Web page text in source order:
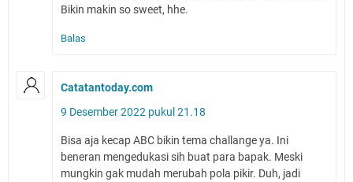
Bikin makin so sweet, hhe.
Balas
Catatantoday.com
9 Desember 2022 pukul 21.18
Bisa aja kecap ABC bikin tema challange ya. Ini
beneran mengedukasi sih buat para bapak. Meski
mungkin gak mudah merubah pola pikir. Duh, jadi